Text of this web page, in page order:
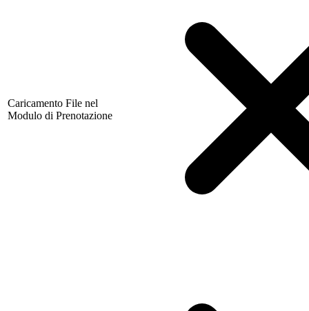
Caricamento File nel
Modulo di Prenotazione